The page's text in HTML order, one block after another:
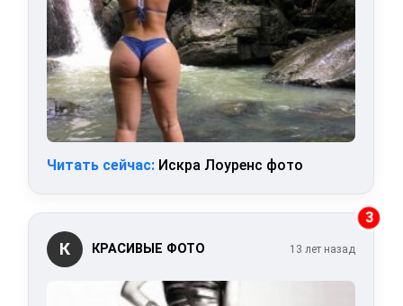
Читать сейчас: Искра Лоуренс фото
3
К КРАСИВЫЕ ФОТО 13 лет назад